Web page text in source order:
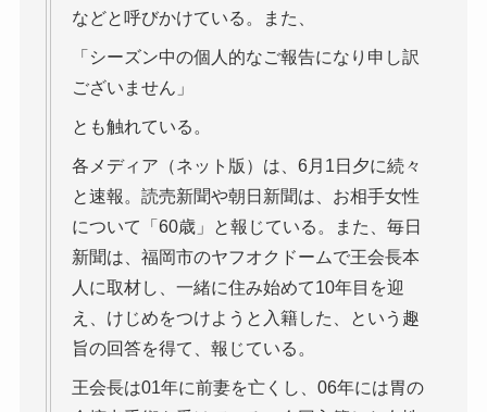
などと呼びかけている。また、
「シーズン中の個人的なご報告になり申し訳
ございません」
とも触れている。
各メディア（ネット版）は、6月1日夕に続々
と速報。読売新聞や朝日新聞は、お相手女性
について「60歳」と報じている。また、毎日
新聞は、福岡市のヤフオクドームで王会長本
人に取材し、一緒に住み始めて10年目を迎
え、けじめをつけようと入籍した、という趣
旨の回答を得て、報じている。
王会長は01年に前妻を亡くし、06年には胃の